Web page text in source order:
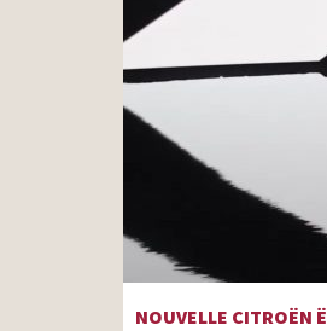
NOUVELLE CITROËN